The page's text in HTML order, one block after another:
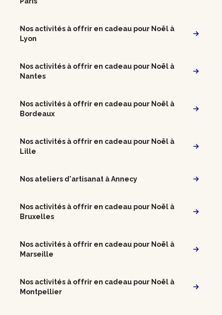
Nos activités à offrir en cadeau pour Noël à
Lyon
Nos activités à offrir en cadeau pour Noël à
Nantes
Nos activités à offrir en cadeau pour Noël à
Bordeaux
Nos activités à offrir en cadeau pour Noël à
Lille
Nos ateliers d'artisanat à Annecy
Nos activités à offrir en cadeau pour Noël à
Bruxelles
Nos activités à offrir en cadeau pour Noël à
Marseille
Nos activités à offrir en cadeau pour Noël à
Montpellier